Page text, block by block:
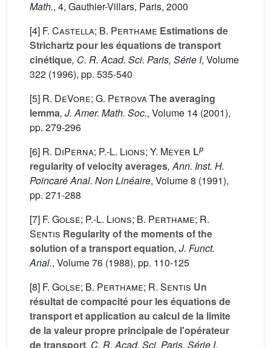
Math., 4, Gauthier-Villars, Paris, 2000
[4] F. Castella; B. Perthame Estimations de
Strichartz pour les équations de transport
cinétique, C. R. Acad. Sci. Paris, Série I, Volume
322 (1996), pp. 535-540
[5] R. DeVore; G. PetrovaThe averaging
lemma, J. Amer. Math. Soc., Volume 14 (2001),
pp. 279-296
[6] R. DiPerna; P.-L. Lions; Y. Meyer Lp
regularity of velocity averages, Ann. Inst. H.
Poincaré Anal. Non Linéaire, Volume 8 (1991),
pp. 271-288
[7] F. Golse; P.-L. Lions; B. Perthame; R.
Sentis Regularity of the moments of the
solution of a transport equation, J. Funct.
Anal., Volume 76 (1988), pp. 110-125
[8] F. Golse; B. Perthame; R. Sentis Un
résultat de compacité pour les équations de
transport et application au calcul de la limite
de la valeur propre principale de l'opérateur
de transport, C. R. Acad. Sci. Paris, Série I,